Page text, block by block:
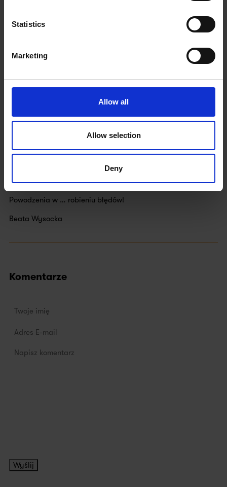
Statistics
Marketing
Allow all
Allow selection
Deny
Może wymyślić swój taniec celebrujący przegraną, otrzymać
dyplom lub inny rodzaj gratulacji / nagrody. Chodzi o to,
powagi, wręcz przeciwnie – potraktować je z przymrużeniem
oka, zabawowo.
Ważne, aby traktować porażkę jako sprzymierzeńca,
ponieważ nie tylko stanowi nieuniknioną część życia, ale
również uczy przewidywania skutków działań czy
ponoszenia konsekwencji. W końcu frustracja związana z
niepowodzeniem jest ok, ponieważ bez tego typu
niekomfortowych uczuć nie byłoby mobilizacji zasobów
energetycznych potrzebnych do działania, zmiany i rozwoju.
My jako nauczyciele mamy niesamowitą siłę w kształtowaniu
nastawienia na rozwój naszych uczniów i uczennic, a co za
tym idzie – ich pozytywnego podejścia do błędów.
Powodzenia w … robieniu błędów!
Beata Wysocka
Komentarze
Wyślij